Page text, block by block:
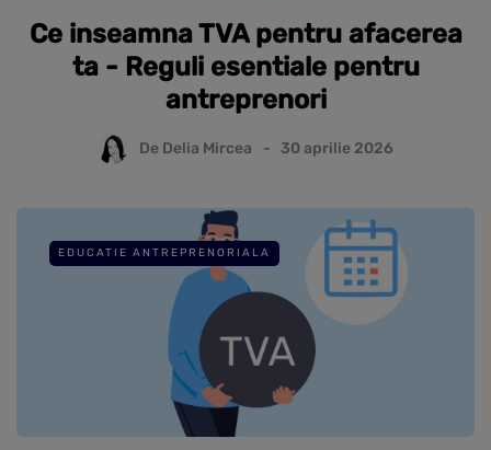
Ce inseamna TVA pentru afacerea
ta - Reguli esentiale pentru
antreprenori
De Delia Mircea 30 aprilie 2026
EDUCATIE ANTREPRENORIALA